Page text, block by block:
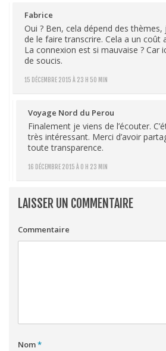
Fabrice
15 DÉCEMBRE 2015 À 23 H 50 MIN
Oui ? Ben, cela dépend des thèmes,
de le faire transcrire. Cela a un coût
La connexion est si mauvaise ? Car
de soucis.
Voyage Nord du Perou
16 DÉCEMBRE 2015 À 0 H 23 MIN
Finalement je viens de l’écouter.
très intéressant. Merci d’avoir
toute transparence.
LAISSER UN COMMENTAIRE
Commentaire
Nom*